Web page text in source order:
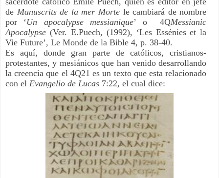
de Manuscrits de la mer Morte le cambiará de nombre
por ‘Un apocalypse messianique’ o  4QMessianic
Apocalypse (Ver. E.Puech, (1992), ‘Les Essénies et la
Vie Future’, Le Monde de la Bible 4, p. 38-40.
Es aquí, donde gran parte de católicos, cristianos-
protestantes, y mesiánicos que han venido desarrollando
la creencia que el 4Q21 es un texto que esta relacionado
con el Evangelio de Lucas 7:22, el cual dice: